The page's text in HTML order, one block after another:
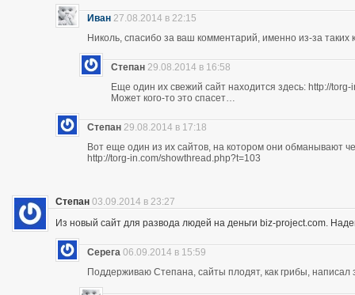
Иван 27.08.2014 в 22:15
Николь, спасибо за ваш комментарий, именно из-за
Степан 29.08.2014 в 16:58
Еще один их свежий сайт находится здесь: http://
Может кого-то это спасет…
Степан 29.08.2014 в 17:18
Вот еще один из их сайтов, на котором они обманывают
http://torg-in.com/showthread.php?t=103
Степан 03.09.2014 в 23:27
Из новый сайт для развода людей на деньги biz-project.com.
Серега 06.09.2014 в 15:59
Поддерживаю Степана, сайты плодят, как грибы,